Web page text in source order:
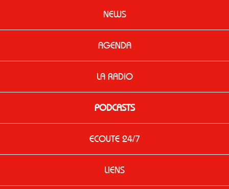
NEWS
AGENDA
LA RADIO
PODCASTS
ECOUTE 24/7
LIENS